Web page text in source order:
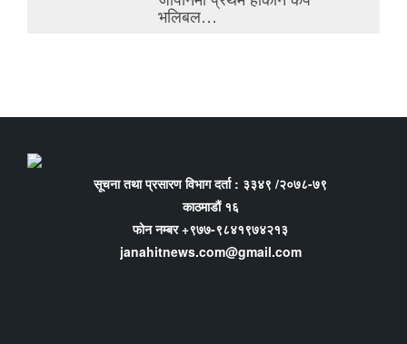
भलिबल…
सूचना तथा प्रसारण विभाग दर्ता : ३३४९ /२०७८-७९
काठमाडौं १६
फोन नम्बर +९७७-९८४१९७४२१३
janahitnews.com@gmail.com